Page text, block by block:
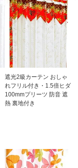
遮光2級カーテン おしゃ
れフリル付き・1.5倍ヒダ
100mmプリーツ 防音 遮
熱 裏地付き